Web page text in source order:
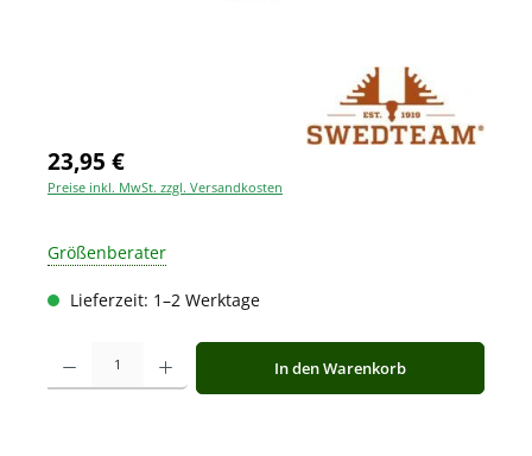
23,95 €
Preise inkl. MwSt. zzgl. Versandkosten
Größenberater
Lieferzeit: 1–2 Werktage
Produkt Anzahl: Gib den gewünschten Wert ein oder benutze die
In den Warenkorb